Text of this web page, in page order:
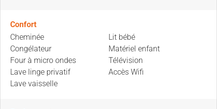
Confort
Cheminée
Congélateur
Four à micro ondes
Lave linge privatif
Lave vaisselle
Lit bébé
Matériel enfant
Télévision
Accès Wifi